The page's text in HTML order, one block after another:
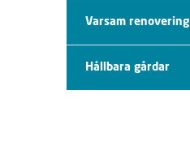
Varsam renovering
Hållbara gårdar